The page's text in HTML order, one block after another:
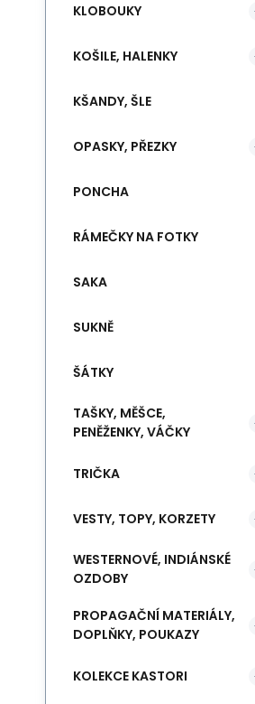
KLOBOUKY
KOŠILE, HALENKY
KŠANDY, ŠLE
OPASKY, PŘEZKY
PONCHA
RÁMEČKY NA FOTKY
SAKA
SUKNĚ
ŠÁTKY
TAŠKY, MĚŠCE,
PENĚŽENKY, VÁČKY
TRIČKA
VESTY, TOPY, KORZETY
WESTERNOVÉ, INDIÁNSKÉ
OZDOBY
PROPAGAČNÍ MATERIÁLY,
DOPLŇKY, POUKAZY
KOLEKCE KASTORI